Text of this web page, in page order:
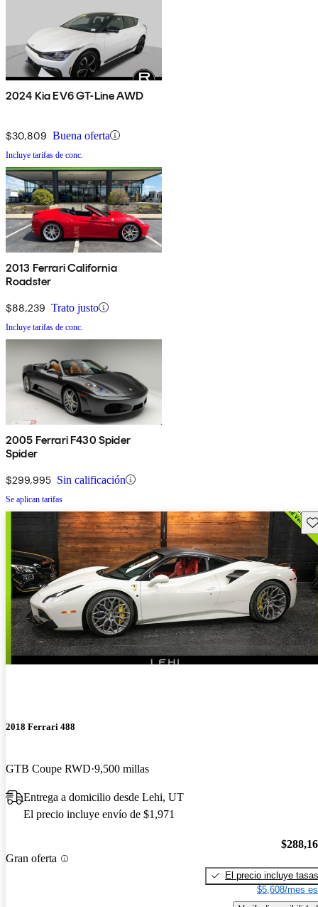
2024 Kia EV6 GT-Line AWD
$30,809 Buena oferta
Incluye tarifas de conc.
2013 Ferrari California
Roadster
$88,239 Trato justo
Incluye tarifas de conc.
2005 Ferrari F430 Spider
Spider
$299,995 Sin calificación
Se aplican tarifas
2018 Ferrari 488
GTB Coupe RWD 9,500 millas
Entrega a domicilio desde Lehi, UT
El precio incluye envío de $1,971
Gran oferta
El precio incluye tasas
$5,608/mes